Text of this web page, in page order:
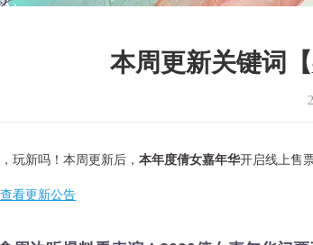
本周更新关键词
新吗！本周更新后， 本年度倩女嘉年华开启线上售
看更新公告